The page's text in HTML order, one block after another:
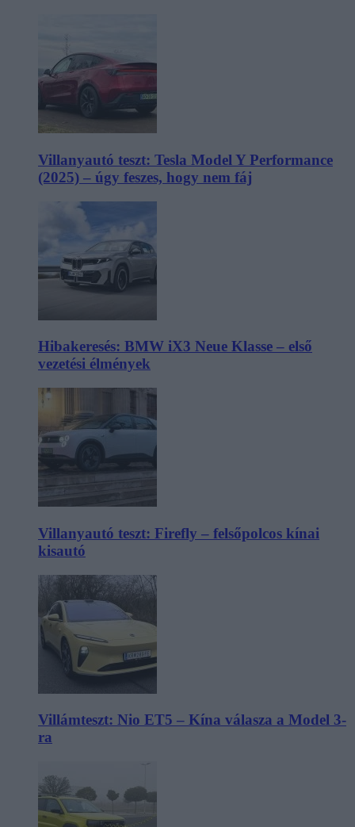
Villanyautó teszt: Tesla Model Y Performance
(2025) – úgy feszes, hogy nem fáj
Hibakeresés: BMW iX3 Neue Klasse – első
vezetési élmények
Villanyautó teszt: Firefly – felsőpolcos kínai
kisautó
Villámteszt: Nio ET5 – Kína válasza a Model 3-
ra